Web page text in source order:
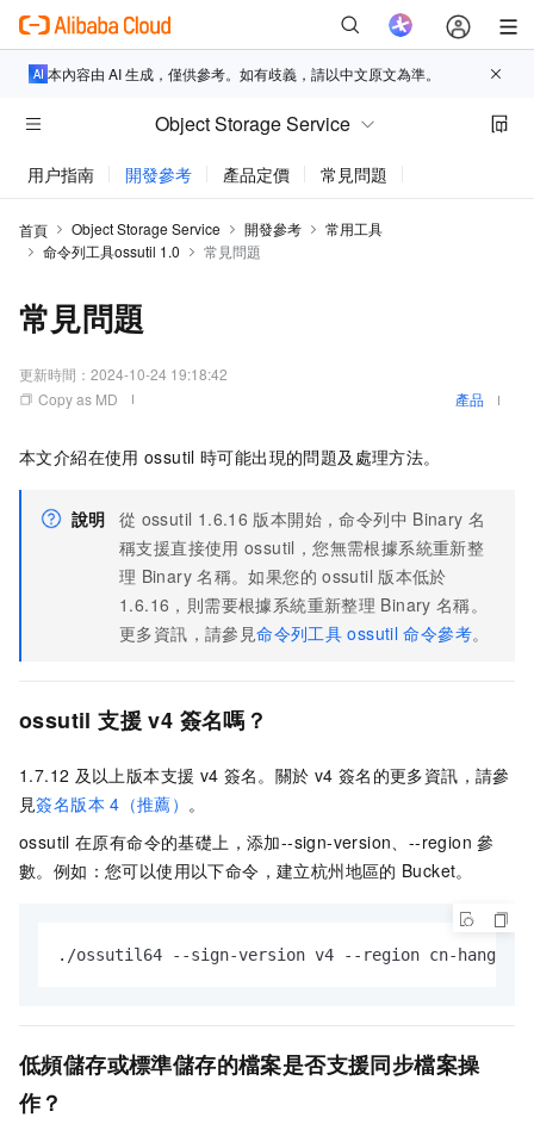
本內容由 AI 生成，僅供參考。如有歧義，請以中文原文為準。
Object Storage Service
用户指南 開發參考 產品定價 常見問題
首頁 Object Storage Service 開發參考
常用工具
命令列工具ossutil 1.0
常見問題
常見問題
更新時間： 2024-10-24 19:18:42
Copy as MD
產品
本文介紹在使用 ossutil 時可能出現的問題及處理方法。
說明 從 ossutil 1.6.16 版本開始，命令列中 Binary 名
稱支援直接使用 ossutil，您無需根據系統重新整
理 Binary 名稱。如果您的 ossutil 版本低於
1.6.16，則需要根據系統重新整理 Binary 名稱。
更多資訊，請參見命令列工具 ossutil 命令參考。
ossutil 支援 v4 簽名嗎？
1.7.12 及以上版本支援 v4 簽名。關於 v4 簽名的更多資訊，請參
見簽名版本 4（推薦） 。
ossutil 在原有命令的基礎上，添加--sign-version、--region 參
數。例如：您可以使用以下命令，建立杭州地區的 Bucket。
./ossutil64 --sign-version v4 --region cn-hangzhou
低頻儲存或標準儲存的檔案是否支援同步檔案操
作？